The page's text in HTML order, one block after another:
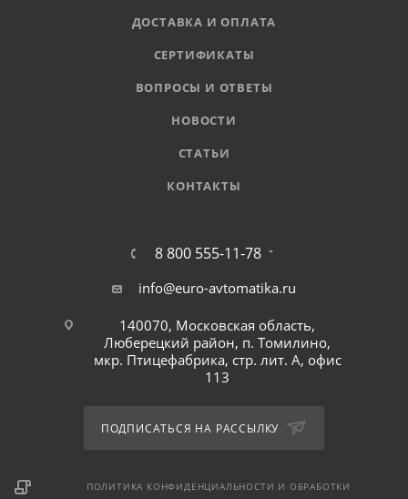
ДОСТАВКА И ОПЛАТА
СЕРТИФИКАТЫ
ВОПРОСЫ И ОТВЕТЫ
НОВОСТИ
СТАТЬИ
КОНТАКТЫ
8 800 555-11-78
info@euro-avtomatika.ru
140070, Московская область,
Люберецкий район, п. Томилино,
мкр. Птицефабрика, стр. лит. А, офис
113
ПОДПИСАТЬСЯ НА РАССЫЛКУ
ПОЛИТИКА КОНФИДЕНЦИАЛЬНОСТИ И ОБРАБОТКИ